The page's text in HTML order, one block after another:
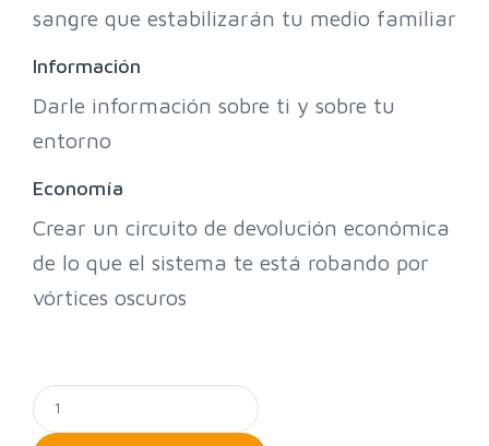
sangre que estabilizarán tu medio familiar
Información
Darle información sobre ti y sobre tu
entorno
Economía
Crear un circuito de devolución económica
de lo que el sistema te está robando por
vórtices oscuros